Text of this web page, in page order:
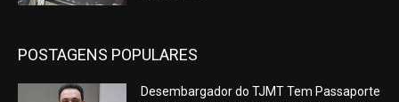
POSTAGENS POPULARES
Desembargador do TJMT Tem Passaporte